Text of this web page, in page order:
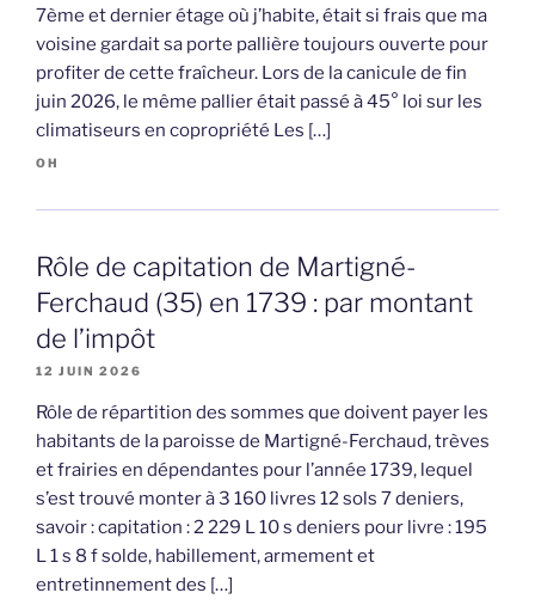
7ème et dernier étage où j’habite, était si frais que ma
voisine gardait sa porte pallière toujours ouverte pour
profiter de cette fraîcheur. Lors de la canicule de fin
juin 2026, le même pallier était passé à 45° loi sur les
climatiseurs en copropriété Les […]
OH
Rôle de capitation de Martigné-
Ferchaud (35) en 1739 : par montant
de l’impôt
12 JUIN 2026
Rôle de répartition des sommes que doivent payer les
habitants de la paroisse de Martigné-Ferchaud, trèves
et frairies en dépendantes pour l’année 1739, lequel
s’est trouvé monter à 3 160 livres 12 sols 7 deniers,
savoir : capitation : 2 229 L 10 s deniers pour livre : 195
L 1 s 8 f solde, habillement, armement et
entretinnement des […]